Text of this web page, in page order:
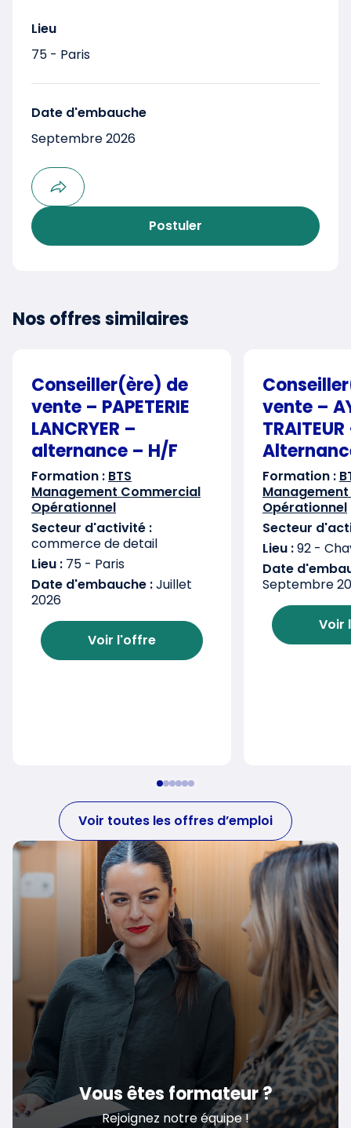
Lieu
75 - Paris
Date d'embauche
Septembre 2026
Postuler
Nos offres similaires
Conseiller(ère) de
vente – PAPETERIE
LANCRYER –
alternance – H/F
Formation : BTS
Management Commercial
Opérationnel
Secteur d'activité :
commerce de detail
Lieu : 75 - Paris
Date d'embauche :Juillet
2026
Voir l'offre
vente –
Formation :
Opérationnel
Secteur
Lieu :92 -
Date
Septembre
Voir
Voir toutes les offres d’emploi
Vous êtes formateur ?
Rejoignez notre équipe !